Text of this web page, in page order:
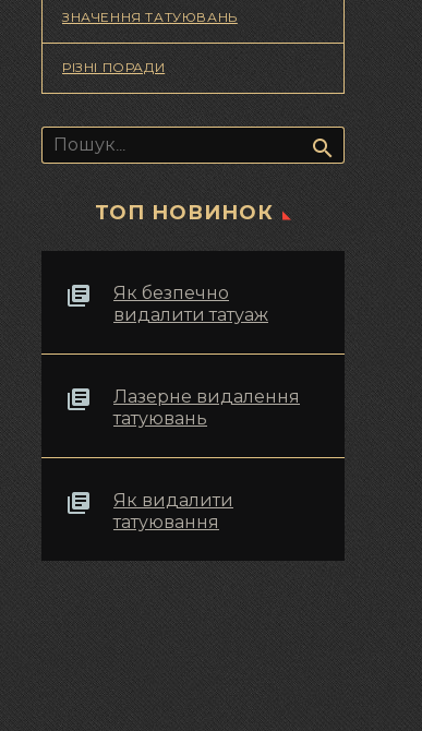
ЗНАЧЕННЯ ТАТУЮВАНЬ
РІЗНІ ПОРАДИ
Пошук:
ТОП НОВИНОК
Як безпечно
видалити татуаж
Лазерне видалення
татуювань
Як видалити
татуювання